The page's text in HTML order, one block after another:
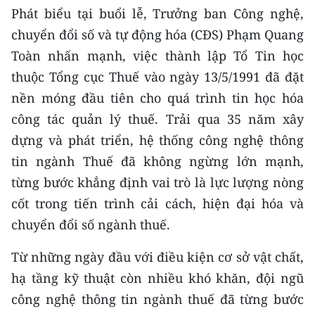
CHƯƠNG TRÌNH OCOP - MỖI XÃ
MỘT SẢN PHẨM
RADIO
MEDIA CENTER
E-Magazine
Video
Media Chính trị
Media Kinh tế
Media Văn hóa
Media Xã hội
Phát biểu tại buổi lễ, Trưởng ban Công nghệ,
chuyển đổi số và tự động hóa (CĐS) Phạm Quang
Toàn nhấn mạnh, việc thành lập Tổ Tin học
thuộc Tổng cục Thuế vào ngày 13/5/1991 đã đặt
nền móng đầu tiên cho quá trình tin học hóa
công tác quản lý thuế. Trải qua 35 năm xây
dựng và phát triển, hệ thống công nghệ thông
tin ngành Thuế đã không ngừng lớn mạnh,
từng bước khẳng định vai trò là lực lượng nòng
cốt trong tiến trình cải cách, hiện đại hóa và
chuyển đổi số ngành thuế.
Từ những ngày đầu với điều kiện cơ sở vật chất,
hạ tầng kỹ thuật còn nhiều khó khăn, đội ngũ
công nghệ thông tin ngành thuế đã từng bước